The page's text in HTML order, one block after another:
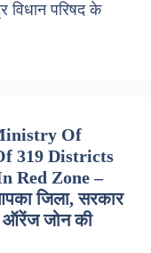
विधान परिषद के
Of
319 Districts
Red Zone –
जिला, सरकार
ऑरेंज जोन की